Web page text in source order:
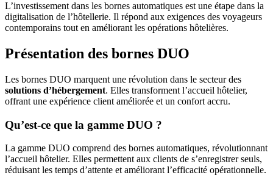
L’investissement dans les bornes automatiques est une étape dans la
digitalisation de l’hôtellerie. Il répond aux exigences des voyageurs
contemporains tout en améliorant les opérations hôtelières.
Présentation des bornes DUO
Les bornes DUO marquent une révolution dans le secteur des
solutions d’hébergement. Elles transforment l’accueil hôtelier,
offrant une expérience client améliorée et un confort accru.
Qu’est-ce que la gamme DUO ?
La gamme DUO comprend des bornes automatiques, révolutionnant
l’accueil hôtelier. Elles permettent aux clients de s’enregistrer seuls,
réduisant les temps d’attente et améliorant l’efficacité opérationnelle.